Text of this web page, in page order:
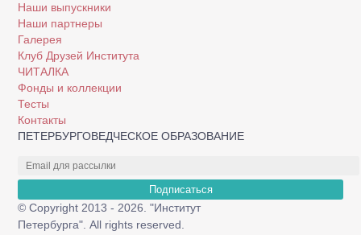
Наши выпускники
Наши партнеры
Галерея
Клуб Друзей Института
ЧИТАЛКА
Фонды и коллекции
Тесты
Контакты
ПЕТЕРБУРГОВЕДЧЕСКОЕ ОБРАЗОВАНИЕ
Подписаться
© Copyright 2013 - 2026. "Институт
Петербурга". All rights reserved.